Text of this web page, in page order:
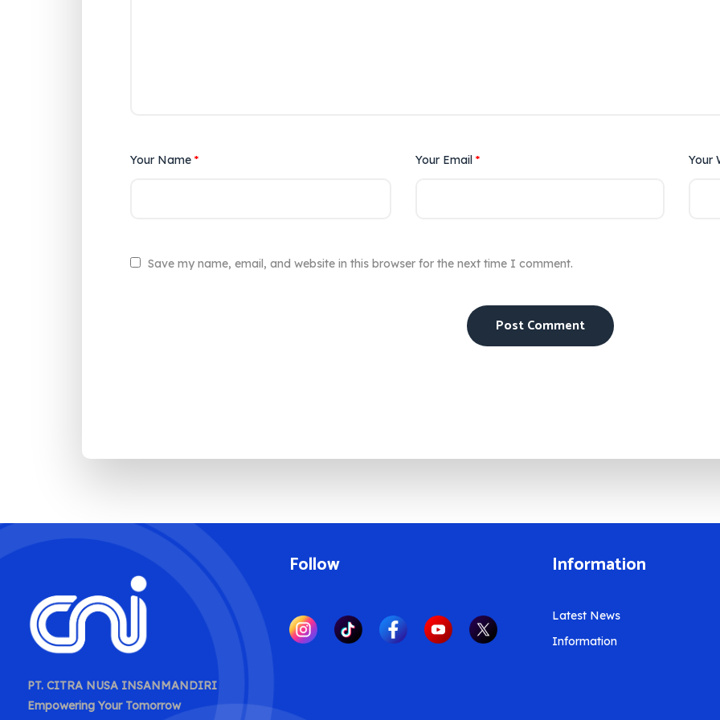
Your Name * Your Email * Your
Save my name, email, and website in this browser for the next time I comment.
PT. CITRA NUSA INSANMANDIRI
Empowering Your Tomorrow
Follow Information
Latest News
Information